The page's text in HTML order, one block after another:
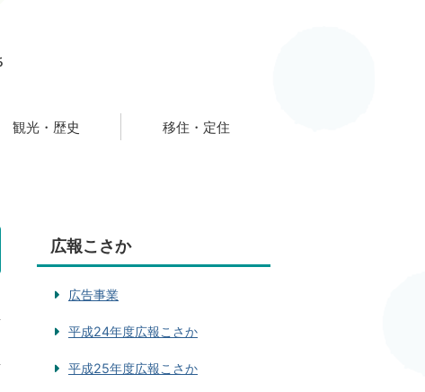
観光・歴史 移住・定住
広報こさか
広告事業
平成24年度広報こさか
平成25年度広報こさか